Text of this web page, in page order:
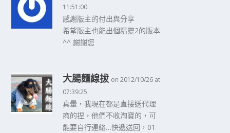
11:51:00
感謝版主的付出與分享
希望版主也能出個精靈2的版本
^^ 謝謝您
大腸麵線拔 on 2012/10/26 at
07:39:25
真暈，我現在都是直接送代理
商的捏，他們不收淘寶的，可
能要自行連絡…快遞送回，01